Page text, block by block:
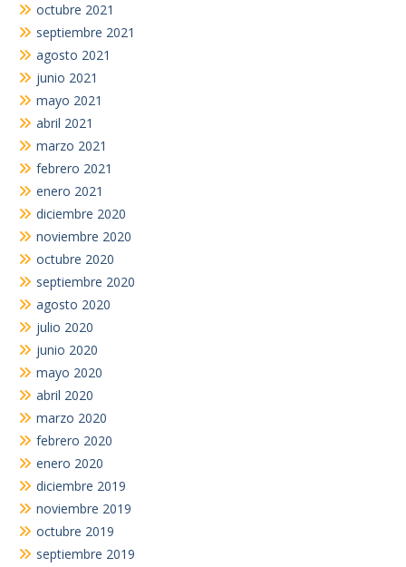
octubre 2021
septiembre 2021
agosto 2021
junio 2021
mayo 2021
abril 2021
marzo 2021
febrero 2021
enero 2021
diciembre 2020
noviembre 2020
octubre 2020
septiembre 2020
agosto 2020
julio 2020
junio 2020
mayo 2020
abril 2020
marzo 2020
febrero 2020
enero 2020
diciembre 2019
noviembre 2019
octubre 2019
septiembre 2019